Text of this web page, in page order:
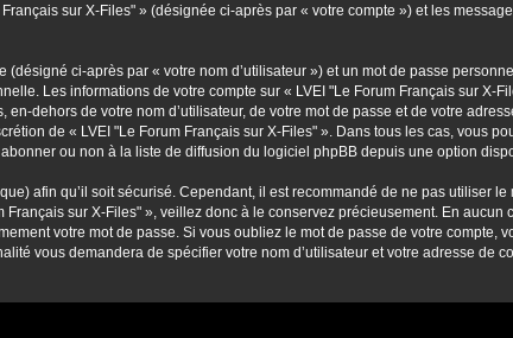
sur X-Files" » (désignée ci-après par « votre compte ») et les
ci-après par « votre nom d’utilisateur ») et un mot de passe
Les informations de votre compte sur « LVEI "Le Forum Français sur
en-dehors de votre nom d’utilisateur, de votre mot de passe et de votre
de « LVEI "Le Forum Français sur X-Files" ». Dans tous les cas, vous
ou non à la liste de diffusion du logiciel phpBB depuis une option
afin qu’il soit sécurisé. Cependant, il est recommandé de ne pas utiliser
Français sur X-Files" », veillez donc à le conservez précieusement. En
votre mot de passe. Si vous oubliez le mot de passe de votre compte,
vous demandera de spécifier votre nom d’utilisateur et votre adresse de